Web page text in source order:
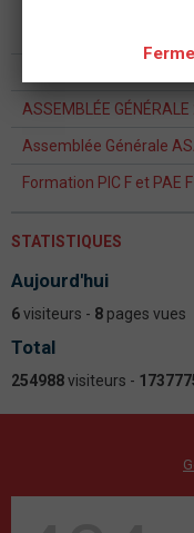
ASSEMBLÉE
Assemblée Générale
Formation PIC F et PAE
STATISTIQUES
Aujourd'hui
6visiteurs - 8 pages vues
Total
254988visiteurs -